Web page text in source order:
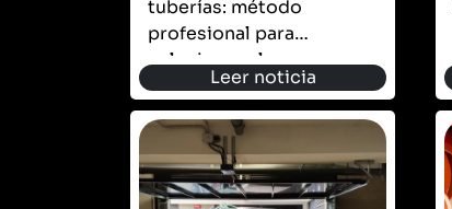
tuberías: método
profesional para
solucionar el...
Leer noticia